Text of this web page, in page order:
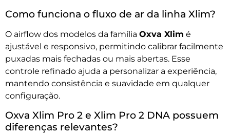
Como funciona o fluxo de ar da linha Xlim?
O airflow dos modelos da família Oxva Xlim é
ajustável e responsivo, permitindo calibrar facilmente
puxadas mais fechadas ou mais abertas. Esse
controle refinado ajuda a personalizar a experiência,
mantendo consistência e suavidade em qualquer
configuração.
Oxva Xlim Pro 2 e Xlim Pro 2 DNA possuem
diferenças relevantes?